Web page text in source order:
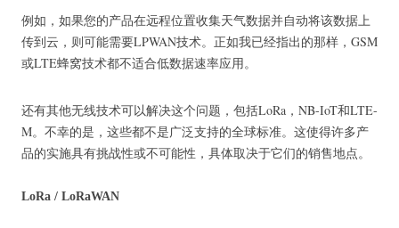
例如，如果您的产品在远程位置收集天气数据并自动将该数据上
传到云，则可能需要LPWAN技术。 正如我已经指出的那样，GSM
或LTE蜂窝技术都不适合低数据速率应用。
还有其他无线技术可以解决这个问题，包括LoRa，NB-IoT和LTE-
M。 不幸的是，这些都不是广泛支持的全球标准。 这使得许多产
品的实施具有挑战性或不可能性，具体取决于它们的销售地点。
LoRa / LoRaWAN